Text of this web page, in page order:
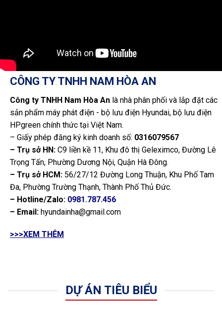
CÔNG TY TNHH NAM HÒA AN
Công ty TNHH Nam Hòa An là nhà phân phối và lắp đặt các
sản phẩm máy phát điện - bộ lưu điện Hyundai, bộ lưu điện
HPgreen chính thức tại Việt Nam.
– Giấy phép đăng ký kinh doanh số: 0316079567
– Trụ sở HN: C9 liền kề 11, Khu đô thị Geleximco, Đường Lê
Trọng Tấn, Phường Dương Nội, Quận Hà Đông.
– Trụ sở HCM: 56/27/12 Đường Long Thuận, Khu Phố Tam
Đa, Phường Trường Thạnh, Thành Phố Thủ Đức.
– Hotline/Zalo: 0981.787.456
– Email: hyundainha@gmail.com
>>>XEM THÊM
DỰ ÁN TIÊU BIỂU